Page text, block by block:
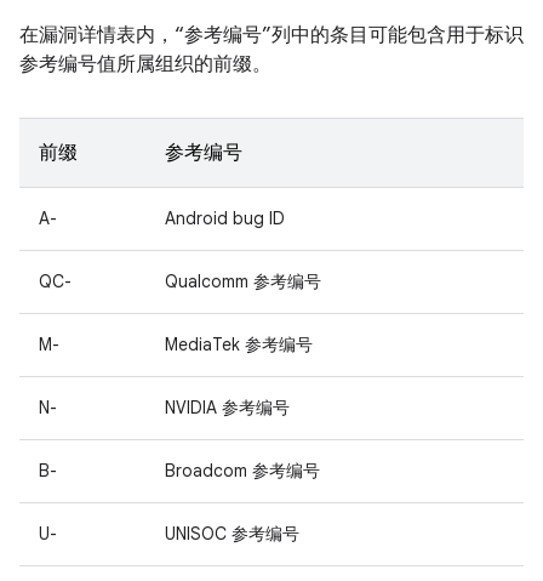
在漏洞详情表内，“参考编号”列中的条目可能包含用于标识
参考编号值所属组织的前缀。
前缀 参考编号
A- Android bug ID
QC- Qualcomm 参考编号
M- MediaTek 参考编号
N- NVIDIA 参考编号
B- Broadcom 参考编号
U- UNISOC 参考编号